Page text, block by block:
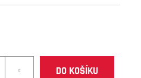
DO KOŠÍKU